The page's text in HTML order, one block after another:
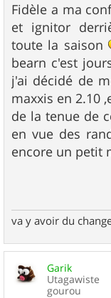
s
s
a
g
e
Fidèle a ma
et ignitor
toute la saison
bearn c'est
j'ai décidé de
maxxis en 2.10
de la tenue de
en vue des
encore un petit
va y avoir du
Garik
Utagawiste
gourou